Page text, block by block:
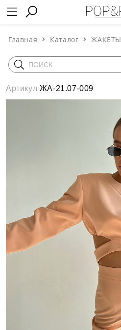
Главная Каталог ЖАКЕТЫ
Артикул ЖА-21.07-009